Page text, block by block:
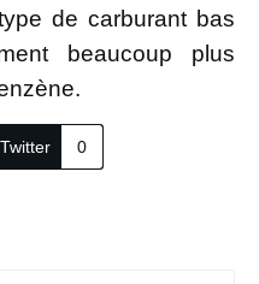
de carburant bas
beaucoup plus
Twitter 0